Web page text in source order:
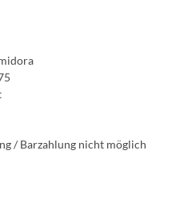
/ Barzahlung nicht möglich